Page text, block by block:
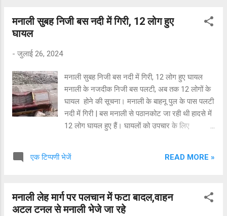
मनाली सुबह निजी बस नदी में गिरी, 12 लोग हुए
घायल
- जुलाई 26, 2024
मनाली सुबह निजी बस नदी में गिरी, 12 लोग हुए घायल
मनाली के नजदीक निजी बस पलटी, अब तक 12 लोगों के
घायल होने की सूचना। मनाली के बाहनू पुल के पास पलटी
नदी में गिरी | बस मनाली से पठानकोट जा रही थी हादसे में
12 लोग घायल हुए हैं। घायलों को उपचार के लिए
नहीं चल पाया है। हादसे में घायल हुए छह का सिविल
आई हैं जो मौके से ही अपने घर चले गए। पुलिस मामले की
जांच कर रही है।
एक टिप्पणी भेजें READ MORE »
मनाली लेह मार्ग पर पलचान में फटा बादल,वाहन
अटल टनल से मनाली भेजे जा रहे